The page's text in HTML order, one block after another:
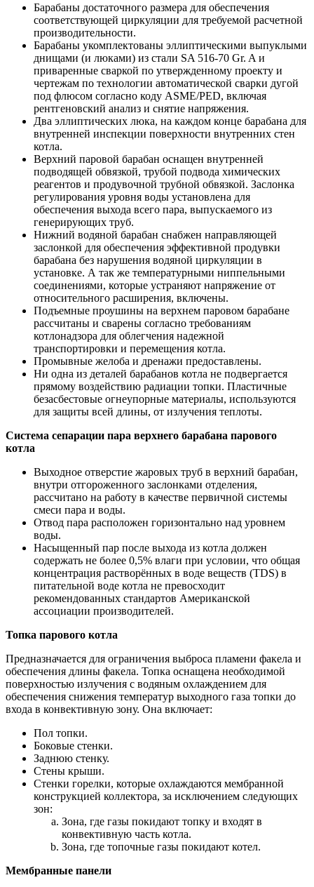
Барабаны достаточного размера для обеспечения
соответствующей циркуляции для требуемой расчетной
производительности.
Барабаны укомплектованы эллиптическими выпуклыми
днищами (и люками) из стали SA 516-70 Gr. A и
приваренные сваркой по утвержденному проекту и
чертежам по технологии автоматической сварки дугой
под флюсом согласно коду ASME/PED, включая
рентгеновский анализ и снятие напряжения.
Два эллиптических люка, на каждом конце барабана для
внутренней инспекции поверхности внутренних стен
котла.
Верхний паровой барабан оснащен внутренней
подводящей обвязкой, трубой подвода химических
реагентов и продувочной трубной обвязкой. Заслонка
регулирования уровня воды установлена для
обеспечения выхода всего пара, выпускаемого из
генерирующих труб.
Нижний водяной барабан снабжен направляющей
заслонкой для обеспечения эффективной продувки
барабана без нарушения водяной циркуляции в
установке. А так же температурными ниппельными
соединениями, которые устраняют напряжение от
относительного расширения, включены.
Подъемные проушины на верхнем паровом барабане
рассчитаны и сварены согласно требованиям
котлонадзора для облегчения надежной
транспортировки и перемещения котла.
Промывные желоба и дренажи предоставлены.
Ни одна из деталей барабанов котла не подвергается
прямому воздействию радиации топки. Пластичные
безасбестовые огнеупорные материалы, используются
для защиты всей длины, от излучения теплоты.
Система сепарации пара верхнего барабана парового
котла
Выходное отверстие жаровых труб в верхний барабан,
внутри отгороженного заслонками отделения,
рассчитано на работу в качестве первичной системы
смеси пара и воды.
Отвод пара расположен горизонтально над уровнем
воды.
Насыщенный пар после выхода из котла должен
содержать не более 0,5% влаги при условии, что общая
концентрация растворённых в воде веществ (TDS) в
питательной воде котла не превосходит
рекомендованных стандартов Американской
ассоциации производителей.
Топка парового котла
Предназначается для ограничения выброса пламени факела и
обеспечения длины факела. Топка оснащена необходимой
поверхностью излучения с водяным охлаждением для
обеспечения снижения температур выходного газа топки до
входа в конвективную зону. Она включает:
Пол топки.
Боковые стенки.
Заднюю стенку.
Стены крыши.
Стенки горелки, которые охлаждаются мембранной
конструкцией коллектора, за исключением следующих
зон:
Зона, где газы покидают топку и входят в
конвективную часть котла.
Зона, где топочные газы покидают котел.
Мембранные панели